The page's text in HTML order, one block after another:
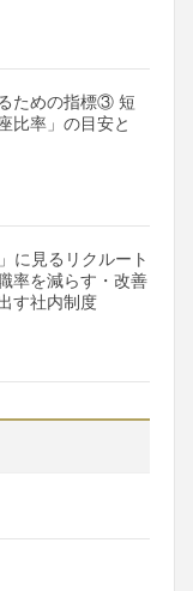
ための指標③ 短
比率」の目安と
に見るリクルート
率を減らす・改善
す社内制度